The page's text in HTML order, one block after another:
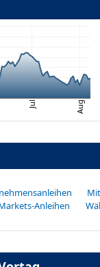
Jul Aug
Anleihen